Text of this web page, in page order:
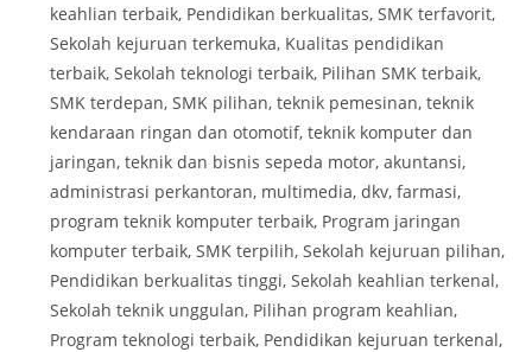
keahlian terbaik, Pendidikan berkualitas, SMK terfavorit,
Sekolah kejuruan terkemuka, Kualitas pendidikan
terbaik, Sekolah teknologi terbaik, Pilihan SMK terbaik,
SMK terdepan, SMK pilihan, teknik pemesinan, teknik
kendaraan ringan dan otomotif, teknik komputer dan
jaringan, teknik dan bisnis sepeda motor, akuntansi,
administrasi perkantoran, multimedia, dkv, farmasi,
program teknik komputer terbaik, Program jaringan
komputer terbaik, SMK terpilih, Sekolah kejuruan pilihan,
Pendidikan berkualitas tinggi, Sekolah keahlian terkenal,
Sekolah teknik unggulan, Pilihan program keahlian,
Program teknologi terbaik, Pendidikan kejuruan terkenal,